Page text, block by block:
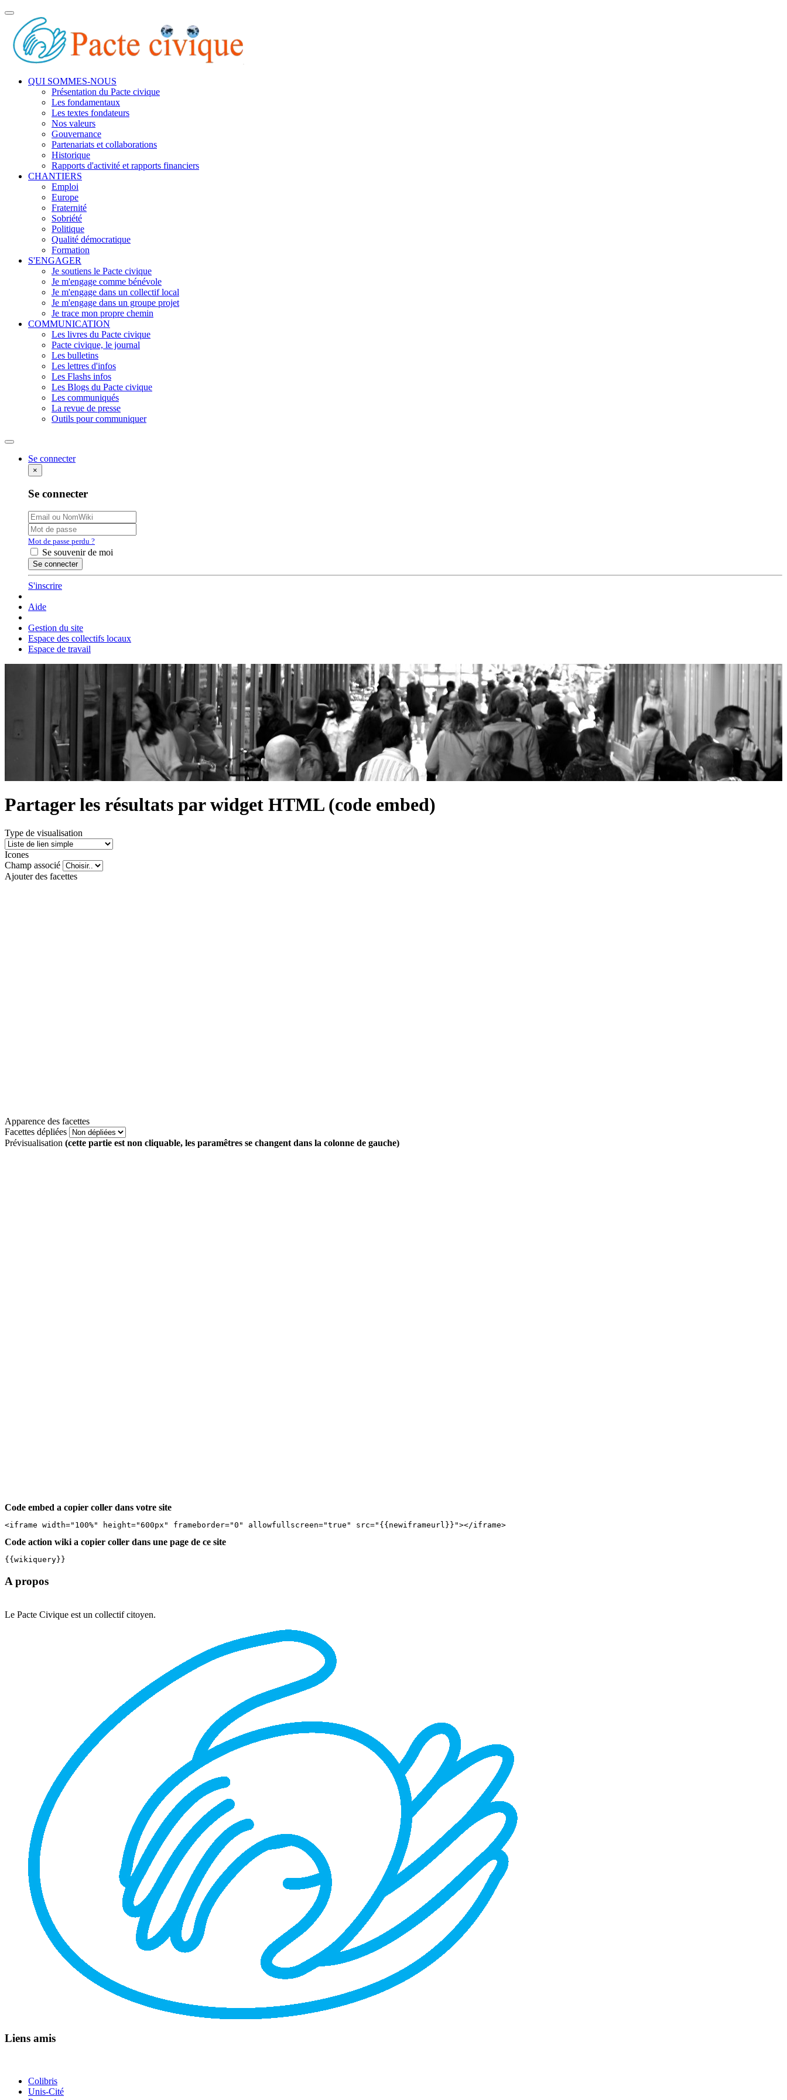
Toggle
navigation
QUI SOMMES-NOUS
Présentation du Pacte civique
Les fondamentaux
Les textes fondateurs
Nos valeurs
Gouvernance
Partenariats et collaborations
Historique
Rapports d'activité et rapports financiers
CHANTIERS
Emploi
Europe
Fraternité
Sobriété
Politique
Qualité démocratique
Formation
S'ENGAGER
Je soutiens le Pacte civique
Je m'engage comme bénévole
Je m'engage dans un collectif local
Je m'engage dans un groupe projet
Je trace mon propre chemin
COMMUNICATION
Les livres du Pacte civique
Pacte civique, le journal
Les bulletins
Les lettres d'infos
Les Flashs infos
Les Blogs du Pacte civique
Les communiqués
La revue de presse
Outils pour communiquer
Rechercher
Se connecter
×
Se connecter
Mot de passe perdu ?
Se souvenir de moi
S'inscrire
Aide
Gestion du site
Espace des collectifs locaux
Espace de travail
Partager les résultats par widget HTML (code embed)
Type de visualisation
Icones
Champ associé
Ajouter des facettes
Apparence des facettes
Facettes dépliées
Prévisualisation (cette partie est non cliquable, les paramêtres se changent dans la colonne de gauche)
Code embed a copier coller dans votre site
<iframe width="100%" height="600px" frameborder="0" allowfullscreen="true" src="{{newiframeurl}}"></iframe>
Code action wiki a copier coller dans une page de ce site
{{wikiquery}}
A propos
Le Pacte Civique est un collectif citoyen.
Liens amis
Colibris
Unis-Cité